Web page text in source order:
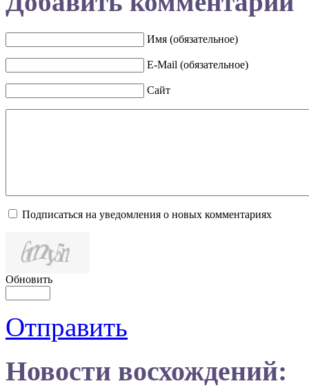
Имя (обязательное)
E-Mail (обязательное)
Сайт
Подписаться на уведомления о новых комментариях
Обновить
Отправить
Новости восхождений: